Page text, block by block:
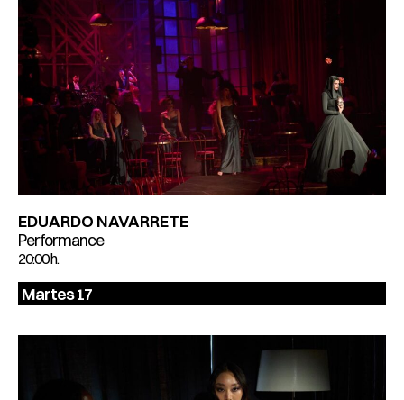
EDUARDO NAVARRETE
Performance
20:00 h.
Martes 17